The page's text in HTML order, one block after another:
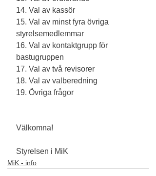
14. Val av kassör
15. Val av minst fyra övriga
styrelsemedlemmar
16. Val av kontaktgrupp för
bastugruppen
17. Val av två revisorer
18. Val av valberedning
19. Övriga frågor
Välkomna!
Styrelsen i MiK
MiK - info